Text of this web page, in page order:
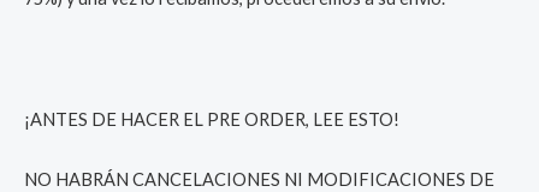
¡ANTES DE HACER EL PRE ORDER, LEE ESTO!
NO HABRÁN CANCELACIONES NI MODIFICACIONES DE